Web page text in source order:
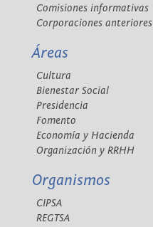
Comisiones informativas
Corporaciones anteriores
Áreas
Cultura
Bienestar Social
Presidencia
Fomento
Economía y Hacienda
Organización y RRHH
Organismos
CIPSA
REGTSA